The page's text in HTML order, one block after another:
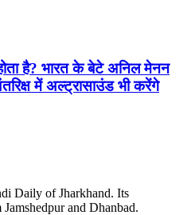
है? भारत के बेटे अनिल मेनन
में अल्ट्रासाउंड भी करेंगे
Daily of Jharkhand. Its
and Dhanbad.